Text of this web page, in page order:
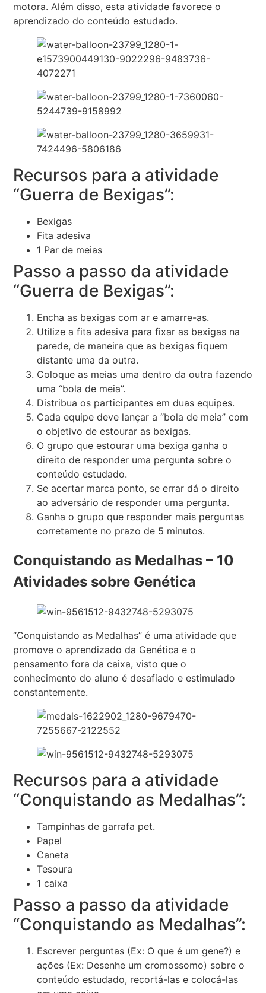
motora. Além disso, esta atividade favorece o
aprendizado do conteúdo estudado.
Recursos para a atividade
“Guerra de Bexigas”:
Bexigas
Fita adesiva
1 Par de meias
Passo a passo da atividade
“Guerra de Bexigas”:
Encha as bexigas com ar e amarre-as.
Utilize a fita adesiva para fixar as bexigas na
parede, de maneira que as bexigas fiquem
distante uma da outra.
Coloque as meias uma dentro da outra fazendo
uma “bola de meia”.
Distribua os participantes em duas equipes.
Cada equipe deve lançar a “bola de meia” com
o objetivo de estourar as bexigas.
O grupo que estourar uma bexiga ganha o
direito de responder uma pergunta sobre o
conteúdo estudado.
Se acertar marca ponto, se errar dá o direito
ao adversário de responder uma pergunta.
Ganha o grupo que responder mais perguntas
corretamente no prazo de 5 minutos.
Conquistando as Medalhas – 10
Atividades sobre Genética
“Conquistando as Medalhas” é uma atividade que
promove o aprendizado da Genética e o
pensamento fora da caixa, visto que o
conhecimento do aluno é desafiado e estimulado
constantemente.
Recursos para a atividade
“Conquistando as Medalhas”:
Tampinhas de garrafa pet.
Papel
Caneta
Tesoura
1 caixa
Passo a passo da atividade
“Conquistando as Medalhas”:
Escrever perguntas (Ex: O que é um gene?) e
ações (Ex: Desenhe um cromossomo) sobre o
conteúdo estudado, recortá-las e colocá-las